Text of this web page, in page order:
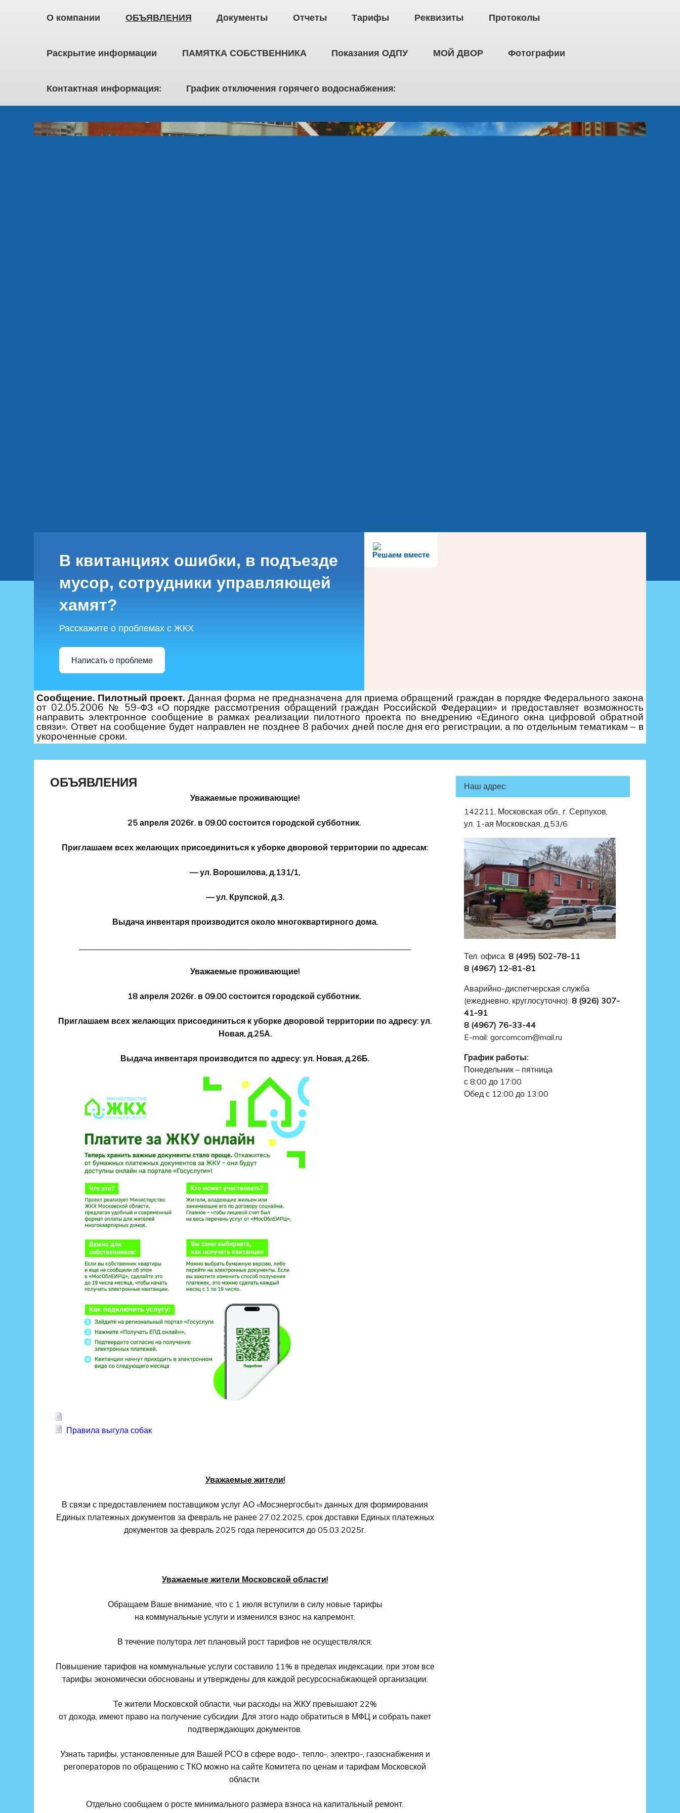
О компании ОБЪЯВЛЕНИЯ Документы Отчеты Тарифы Реквизиты Протоколы
Раскрытие информации ПАМЯТКА СОБСТВЕННИКА Показания ОДПУ МОЙ ДВОР Фотографии
Контактная информация: График отключения горячего водоснабжения:
Решаем вместе
В квитанциях ошибки, в подъезде
мусор, сотрудники управляющей
хамят?
Расскажите о проблемах с ЖКХ
Написать о проблеме
Сообщение. Пилотный проект. Данная форма не предназначена для приема обращений граждан в порядке Федерального закона
от 02.05.2006 № 59-ФЗ «О порядке рассмотрения обращений граждан Российской Федерации» и предоставляет возможность
направить электронное сообщение в рамках реализации пилотного проекта по внедрению «Единого окна цифровой обратной
связи». Ответ на сообщение будет направлен не позднее 8 рабочих дней после дня его регистрации, а по отдельным тематикам – в
укороченные сроки.
ОБЪЯВЛЕНИЯ
Уважаемые проживающие!
25 апреля 2026г. в 09.00 состоится городской субботник.
Приглашаем всех желающих присоединиться к уборке дворовой территории по адресам:
— ул. Ворошилова, д.131/1,
— ул. Крупской, д.3.
Выдача инвентаря производится около многоквартирного дома.
Уважаемые проживающие!
18 апреля 2026г. в 09.00 состоится городской субботник.
Приглашаем всех желающих присоединиться к уборке дворовой территории по адресу: ул.
Новая, д.25А.
Выдача инвентаря производится по адресу: ул. Новая, д.26Б.
Правила выгула собак
Уважаемые жители!
В связи с предоставлением поставщиком услуг АО «Мосэнергосбыт» данных для формирования
Единых платежных документов за февраль не ранее 27.02.2025, срок доставки Единых платежных
документов за февраль 2025 года переносится до 05.03.2025г.
Уважаемые жители Московской области!
Обращаем Ваше внимание, что с 1 июля вступили в силу новые тарифы
на коммунальные услуги и изменился взнос на капремонт.
В течение полутора лет плановый рост тарифов не осуществлялся.
Повышение тарифов на коммунальные услуги составило 11% в пределах индексации, при этом все
тарифы экономически обоснованы и утверждены для каждой ресурсоснабжающей организации.
Те жители Московской области, чьи расходы на ЖКУ превышают 22%
от дохода, имеют право на получение субсидии. Для этого надо обратиться в МФЦ и собрать пакет
подтверждающих документов.
Узнать тарифы, установленные для Вашей РСО в сфере водо-, тепло-, электро-, газоснабжения и
регоператоров по обращению с ТКО можно на сайте Комитета по ценам и тарифам Московской
области.
Отдельно сообщаем о росте минимального размера взноса на капитальный ремонт.
Наш адрес:
142211, Московская обл., г. Серпухов,
ул. 1-ая Московская, д.53/6
Тел. офиса:8 (495) 502-78-11
8 (4967) 12-81-81
Аварийно-диспетчерская служба
(ежедневно, круглосуточно):8 (926) 307-
41-91
8 (4967) 76-33-44
E-mail: gorcomcom@mail.ru
График работы:
Понедельник – пятница
с 8:00 до 17:00
Обед с 12:00 до 13:00